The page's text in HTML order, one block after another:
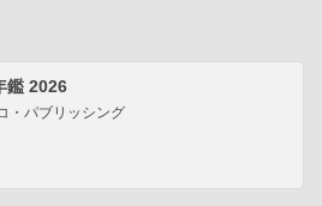
鑑 2026
・パブリッシング